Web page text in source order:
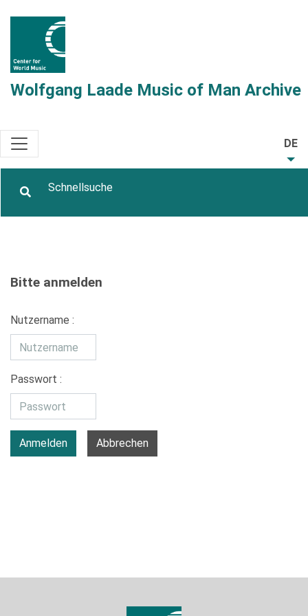
Wolfgang Laade Music of Man Archive
DE
Bitte anmelden
Nutzername :
Passwort :
Anmelden Abbrechen